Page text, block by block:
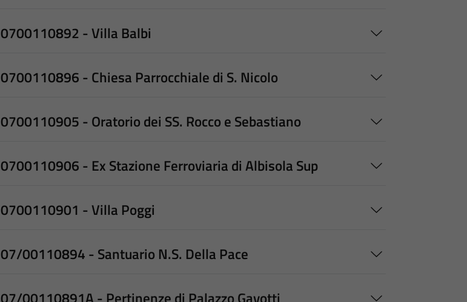
0700110892 - Villa Balbi
0700110896 - Chiesa Parrocchiale di S. Nicolo
0700110905 - Oratorio dei SS. Rocco e Sebastiano
0700110906 - Ex Stazione Ferroviaria di Albisola Sup
0700110901 - Villa Poggi
07/00110894 - Santuario N.S. Della Pace